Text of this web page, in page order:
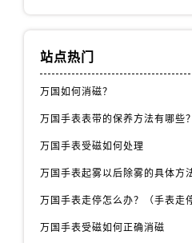
站点热门
万国如何消磁？
万国手表表带的保养方法有哪些？
万国手表受磁如何处理
万国手表受磁如何正确消磁